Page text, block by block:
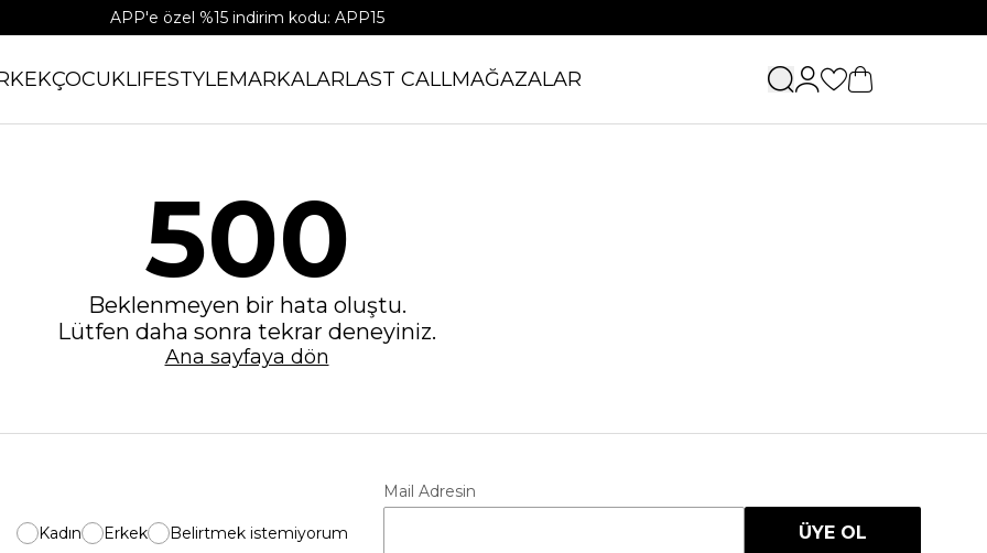
APP'e özel %15 indirim kodu: APP15
ÇOCUKLIFESTYLEMARKALARLAST CALLMAĞAZALAR
500
Beklenmeyen bir hata oluştu.
Lütfen daha sonra tekrar deneyiniz.
Ana sayfaya dön
Kadın Erkek Belirtmek istemiyorum
Mail Adresin
ÜYE OL